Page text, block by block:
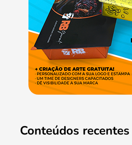
Conteúdos recentes